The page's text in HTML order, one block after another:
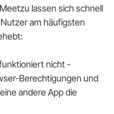
lassen sich schnell
am häufigsten
nicht -
Berechtigungen und
andere App die